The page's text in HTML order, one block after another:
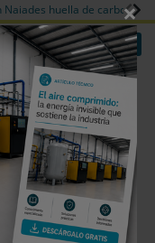
Naiades huella de carbono
Login empresas Registro
aire
en
×